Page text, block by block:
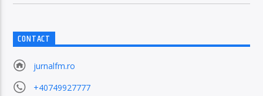
CONTACT
jurnalfm.ro
+40749927777